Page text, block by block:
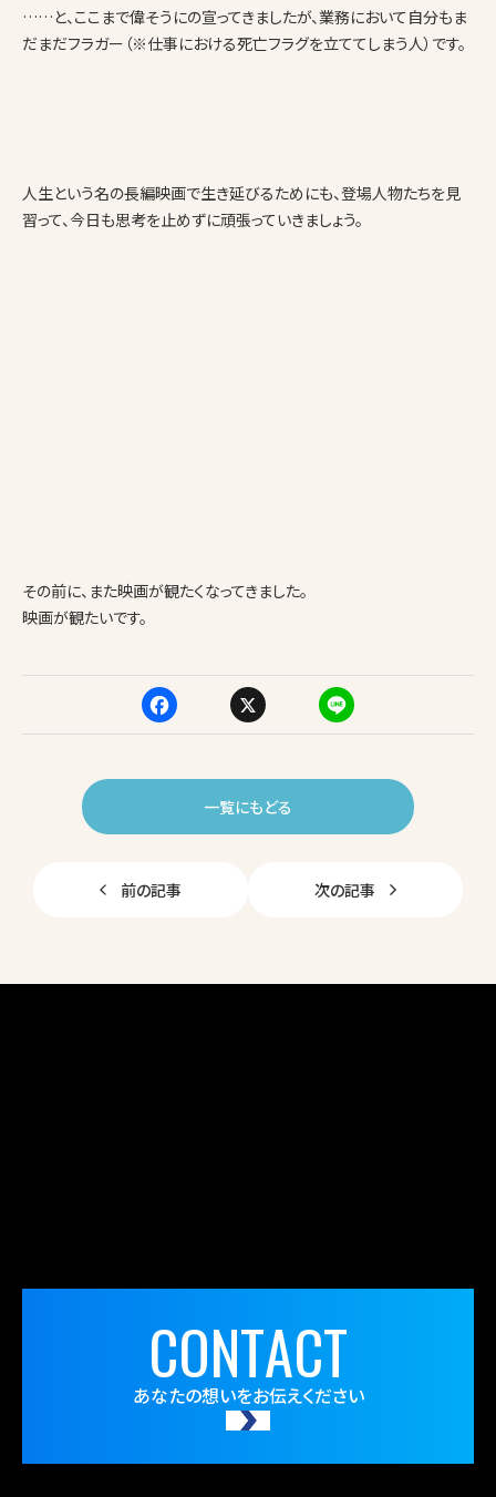
……と、ここまで偉そうにの宣ってきましたが、業務において自分もま
だまだフラガー（※仕事における死亡フラグを立ててしまう人）です。
人生という名の長編映画で生き延びるためにも、登場人物たちを見
習って、今日も思考を止めずに頑張っていきましょう。
その前に、また映画が観たくなってきました。
映画が観たいです。
F
a
e
b
k
X Li
n
一覧にもどる
前の記事 次の記事
CONTACT
あなたの想いをお伝えください